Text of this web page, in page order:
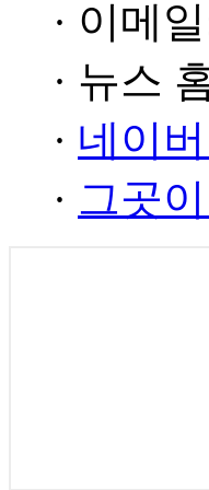
· 이메
· 뉴스
· 네이
· 그곳